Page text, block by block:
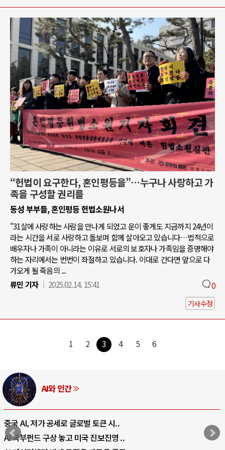
“헌법이 요구한다, 혼인평등을”…누구나 사랑하고 가
족을 구성할 권리를
동성 부부들, 혼인평등 헌법소원나서
"31살에 사랑하는 사람을 만나게 되었고 운이 좋게도 지금까지 24년이
라는 시간을 서로 사랑하고 돌보며 함께 살아오고 있습니다…법적으로
배우자나 가족이 아니라는 이유로 서로의 보호자나 가족임을 증명해야
하는 자리에서는 번번이 좌절하고 있습니다. 이대로 간다면 앞으로 다
가오게 될 죽음의 ...
류민 기자
2025.02.14. 15:41 0
기사수정
1 2 3 4 5 6
AI와 인간
중국 AI, 저가 공세로 글로벌 토큰 시..
AI 국부펀드 구상 놓고 미국 진보진영 ..